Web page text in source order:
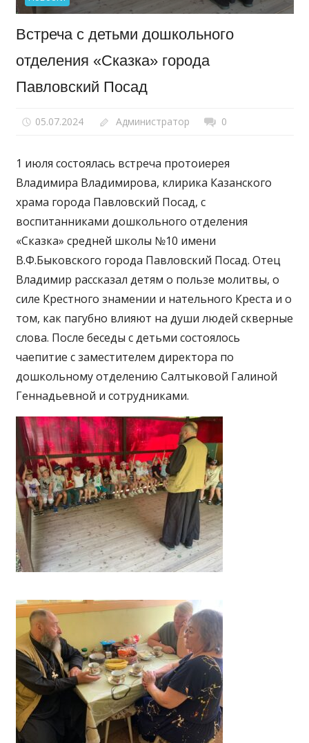
Встреча с детьми дошкольного
отделения «Сказка» города
Павловский Посад
05.07.2024 Администратор 0
1 июля состоялась встреча протоиерея
Владимира Владимирова, клирика Казанского
храма города Павловский Посад, с
воспитанниками дошкольного отделения
«Сказка» средней школы №10 имени
В.Ф.Быковского города Павловский Посад. Отец
Владимир рассказал детям о пользе молитвы, о
силе Крестного знамении и нательного Креста и о
том, как пагубно влияют на души людей скверные
слова. После беседы с детьми состоялось
чаепитие с заместителем директора по
дошкольному отделению Салтыковой Галиной
Геннадьевной и сотрудниками.